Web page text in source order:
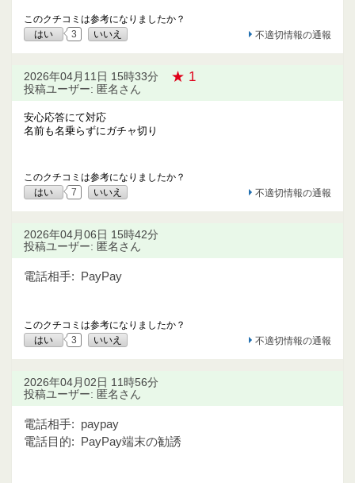
このクチコミは参考になりましたか？
はい
3 いいえ 不適切情報の通報
2026年04月11日 15時33分 ★ 1
投稿ユーザー: 匿名さん
安心応答にて対応
名前も名乗らずにガチャ切り
このクチコミは参考になりましたか？
はい
7 いいえ 不適切情報の通報
2026年04月06日 15時42分
投稿ユーザー: 匿名さん
電話相手: PayPay
このクチコミは参考になりましたか？
はい
3 いいえ 不適切情報の通報
2026年04月02日 11時56分
投稿ユーザー: 匿名さん
電話相手: paypay
電話目的: PayPay端末の勧誘